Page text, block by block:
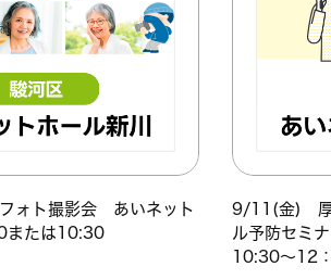
ォト撮影会 あいネット
たは10:30
9/11(金) 厚
ル予防セミ
10:30～12